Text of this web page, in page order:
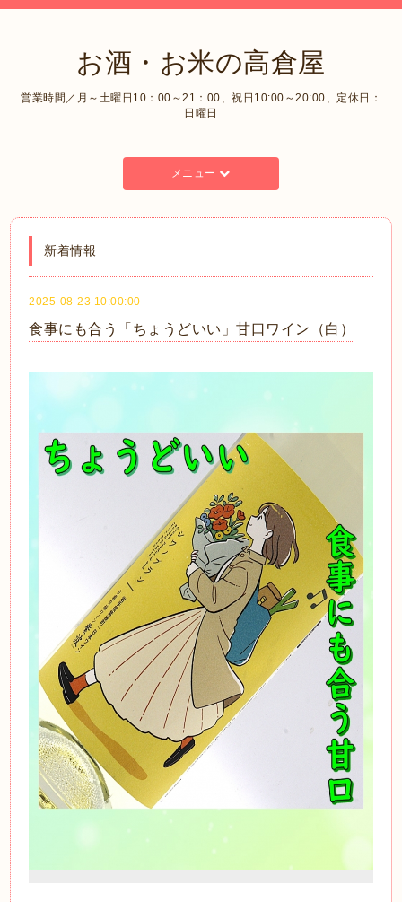
お酒・お米の高倉屋
営業時間／月～土曜日10：00～21：00、祝日10:00～20:00、定休日：
日曜日
メニュー
新着情報
2025-08-23 10:00:00
食事にも合う「ちょうどいい」甘口ワイン（白）